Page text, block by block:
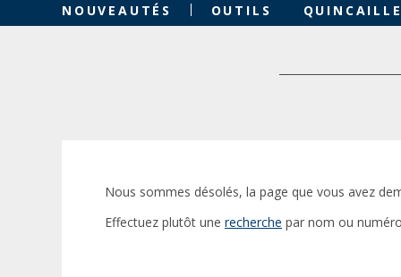
NOUVEAUTÉS OUTILS
Nous sommes désolés, la page que vous avez
Effectuez plutôt une recherche par nom ou